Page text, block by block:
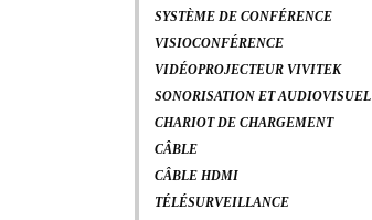
SYSTÈME DE CONFÉRENCE
VISIOCONFÉRENCE
VIDÉOPROJECTEUR VIVITEK
SONORISATION ET AUDIOVISUEL
CHARIOT DE CHARGEMENT
CÂBLE
CÂBLE HDMI
TÉLÉSURVEILLANCE